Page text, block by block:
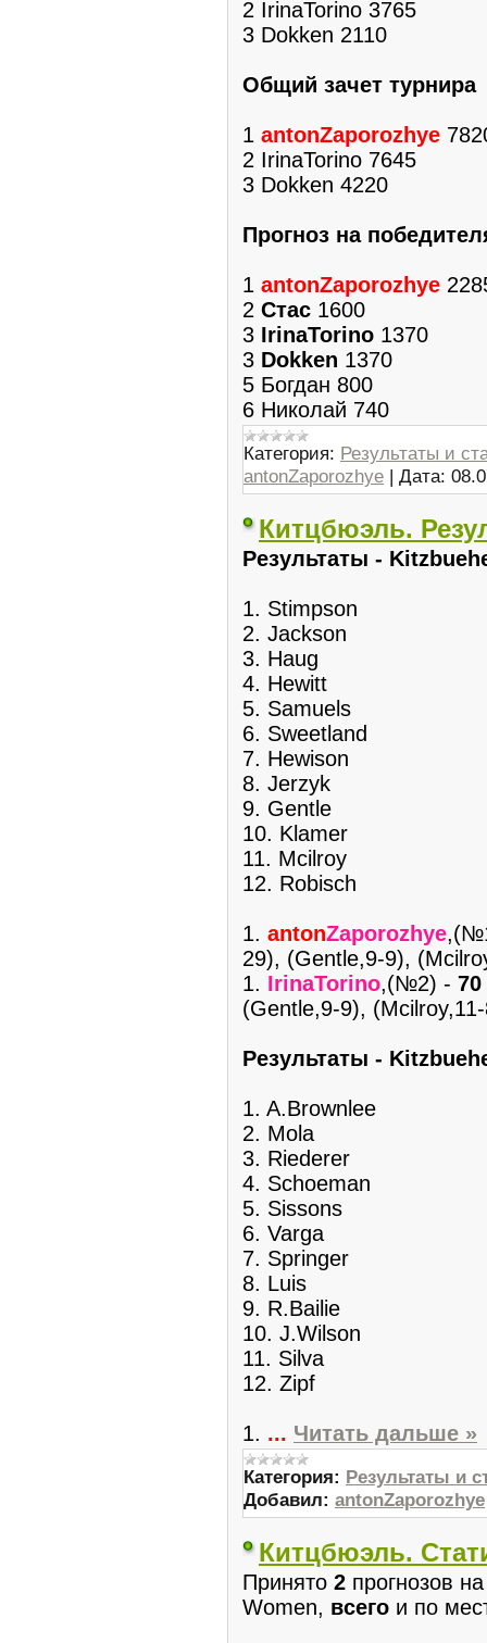
2 IrinaTorino 3765
3 Dokken 2110
Общий зачет турнира
1 antonZaporozhye
2 IrinaTorino 7645
3 Dokken 4220
Прогноз на
1 antonZaporozhye
2 Стас 1600
3 IrinaTorino 1370
3 Dokken 1370
5 Богдан 800
6 Николай 740
Категория: Результаты и
antonZaporozhye | Дата:
Китцбюэль.
Pезультаты -
1. Stimpson
2. Jackson
3. Haug
4. Hewitt
5. Samuels
6. Sweetland
7. Hewison
8. Jerzyk
9. Gentle
10. Klamer
11. Mcilroy
12. Robisch
1. antonZaporozhye
29), (Gentle,9-9),
1. IrinaTorino,(№2) - 70
(Gentle,9-9),
Pезультаты -
1. A.Brownlee
2. Mola
3. Riederer
4. Schoeman
5. Sissons
6. Varga
7. Springer
8. Luis
9. R.Bailie
10. J.Wilson
11. Silva
12. Zipf
1. ... Читать дальше »
Категория: Результаты и
Добавил: antonZaporozhye
Китцбюэль.
Принято 2 прогнозов
Women, всего и по